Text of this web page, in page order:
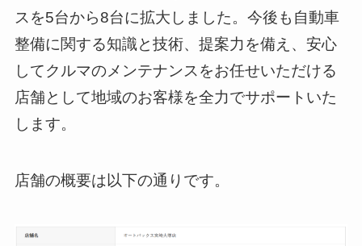
スを5台から8台に拡大しました。今後も自動車
整備に関する知識と技術、提案力を備え、安心
してクルマのメンテナンスをお任せいただける
店舗として地域のお客様を全力でサポートいた
します。
店舗の概要は以下の通りです。